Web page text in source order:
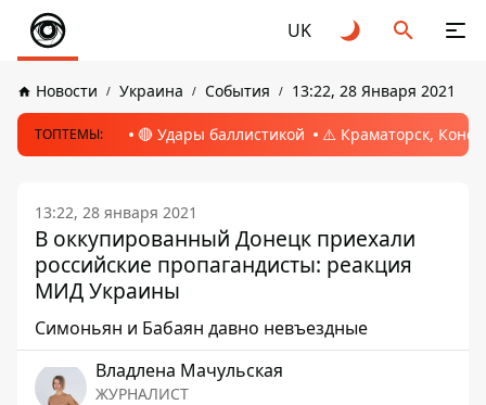
UK
Новости Украина События 13:22, 28 Января 2021
ТОПТЕМЫ: 🔴 Удары баллистикой ⚠️ Краматорск,
13:22, 28 января 2021
В оккупированный Донецк приехали
российские пропагандисты: реакция
МИД Украины
Симоньян и Бабаян давно невъездные
Владлена Мачульская
ЖУРНАЛИСТ